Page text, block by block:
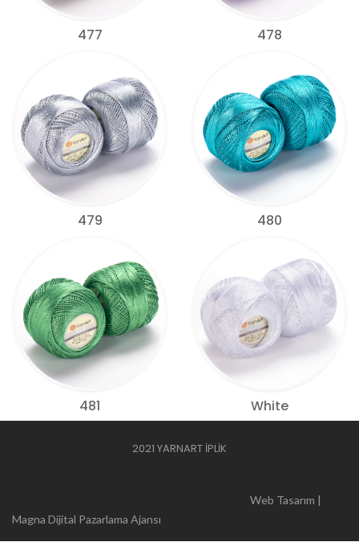
477 478
479 480
481 White
2021 YARNART İPLİK
Web Tasarım |
Magna Dijital Pazarlama Ajansı